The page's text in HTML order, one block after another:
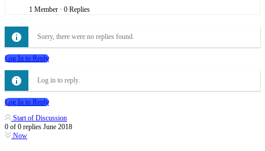
1 Member · 0 Replies
Sorry, there were no replies found.
Log In to Reply
Log in to reply.
Log In to Reply
Start of Discussion
0 of 0 replies June 2018
Now